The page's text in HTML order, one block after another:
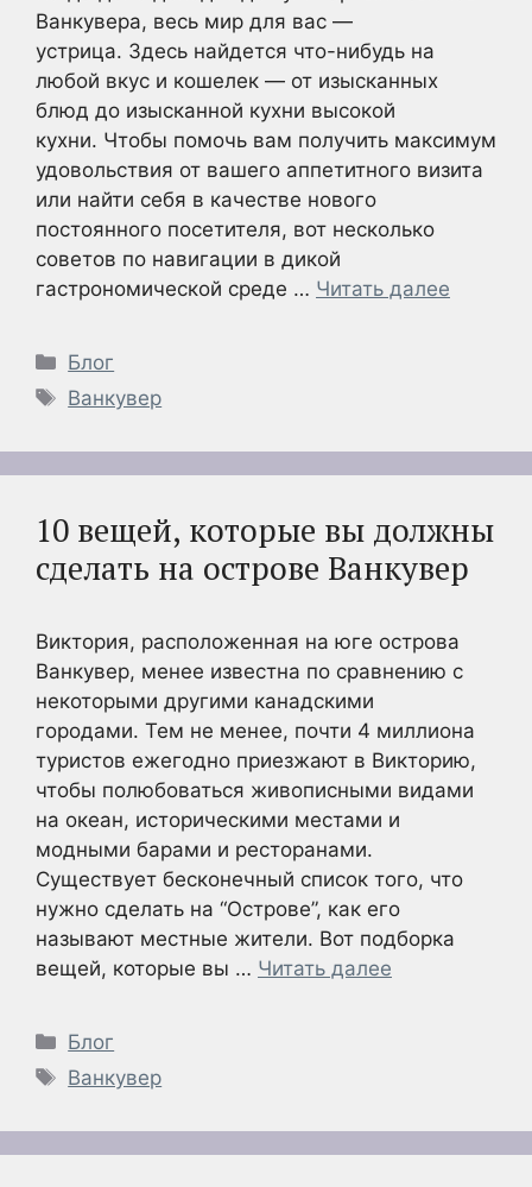
Ванкувера, весь мир для вас —
устрица. Здесь найдется что-нибудь на
любой вкус и кошелек — от изысканных
блюд до изысканной кухни высокой
кухни. Чтобы помочь вам получить максимум
удовольствия от вашего аппетитного визита
или найти себя в качестве нового
постоянного посетителя, вот несколько
советов по навигации в дикой
гастрономической среде … Читать далее
Рубрики
Блог
Метки
Ванкувер
10 вещей, которые вы должны
сделать на острове Ванкувер
Виктория, расположенная на юге острова
Ванкувер, менее известна по сравнению с
некоторыми другими канадскими
городами. Тем не менее, почти 4 миллиона
туристов ежегодно приезжают в Викторию,
чтобы полюбоваться живописными видами
на океан, историческими местами и
модными барами и ресторанами.
Существует бесконечный список того, что
нужно сделать на “Острове”, как его
называют местные жители. Вот подборка
вещей, которые вы … Читать далее
Рубрики
Блог
Метки
Ванкувер